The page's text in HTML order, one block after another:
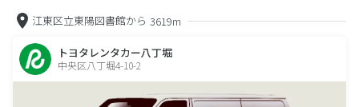
江東区立東陽図書館から 3619m
トヨタレンタカー八丁堀
中央区八丁堀4-10-2